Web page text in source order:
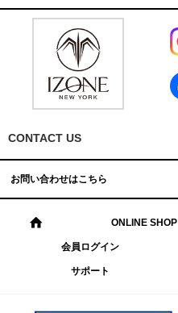
CONTACT US
お問い合わせはこちら
ONLINE SHOP
会員ログイン
サポート